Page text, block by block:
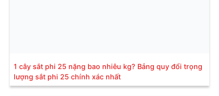
1 cây sắt phi 25 nặng bao nhiêu kg? Bảng quy đổi trọng
lượng sắt phi 25 chính xác nhất